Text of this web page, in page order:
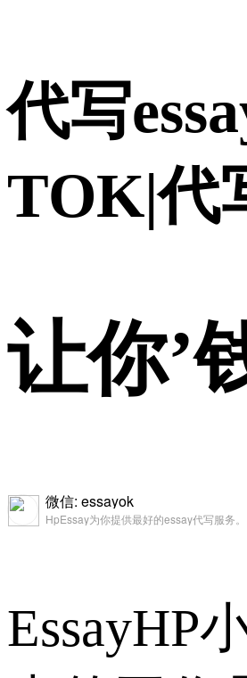
代写
TOK|代
让你’
微信: essayok
HpEssay为你提供最好的essay代写服务。
EssayHP